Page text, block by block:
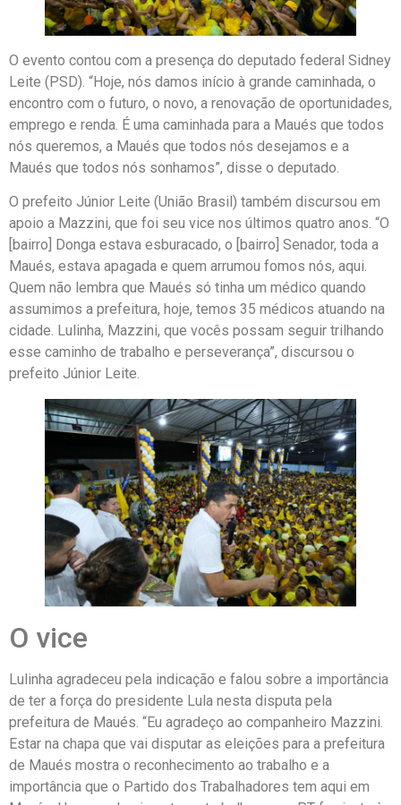
O evento contou com a presença do deputado federal Sidney
Leite (PSD). “Hoje, nós damos início à grande caminhada, o
encontro com o futuro, o novo, a renovação de oportunidades,
emprego e renda. É uma caminhada para a Maués que todos
nós queremos, a Maués que todos nós desejamos e a
Maués que todos nós sonhamos”, disse o deputado.
O prefeito Júnior Leite (União Brasil) também discursou em
apoio a Mazzini, que foi seu vice nos últimos quatro anos. “O
[bairro] Donga estava esburacado, o [bairro] Senador, toda a
Maués, estava apagada e quem arrumou fomos nós, aqui.
Quem não lembra que Maués só tinha um médico quando
assumimos a prefeitura, hoje, temos 35 médicos atuando na
cidade. Lulinha, Mazzini, que vocês possam seguir trilhando
esse caminho de trabalho e perseverança”, discursou o
prefeito Júnior Leite.
O vice
Lulinha agradeceu pela indicação e falou sobre a importância
de ter a força do presidente Lula nesta disputa pela
prefeitura de Maués. “Eu agradeço ao companheiro Mazzini.
Estar na chapa que vai disputar as eleições para a prefeitura
de Maués mostra o reconhecimento ao trabalho e a
importância que o Partido dos Trabalhadores tem aqui em